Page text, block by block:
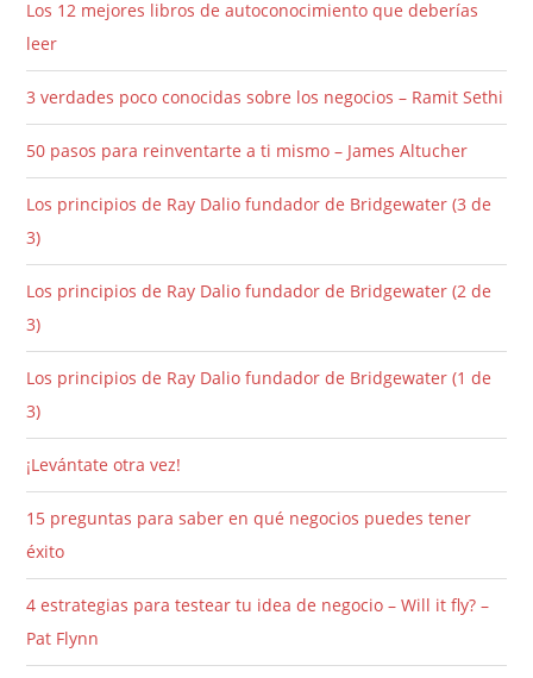
Los 12 mejores libros de autoconocimiento que deberías
leer
3 verdades poco conocidas sobre los negocios – Ramit Sethi
50 pasos para reinventarte a ti mismo – James Altucher
Los principios de Ray Dalio fundador de Bridgewater (3 de
3)
Los principios de Ray Dalio fundador de Bridgewater (2 de
3)
Los principios de Ray Dalio fundador de Bridgewater (1 de
3)
¡Levántate otra vez!
15 preguntas para saber en qué negocios puedes tener
éxito
4 estrategias para testear tu idea de negocio – Will it fly? –
Pat Flynn